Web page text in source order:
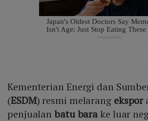
Kementerian Energi dan
(ESDM) resmi melarang ekspor
penjualanbatu barake luar